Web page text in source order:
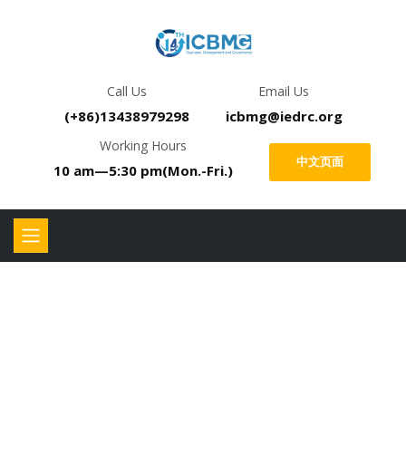
Call Us
(+86)13438979298
Email Us
icbmg@iedrc.org
Working Hours
10 am—5:30 pm(Mon.-Fri.)
中文页面